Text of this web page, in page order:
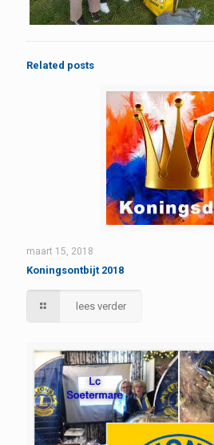
Related posts
maart 15, 2018
Koningsontbijt 2018
lees verder